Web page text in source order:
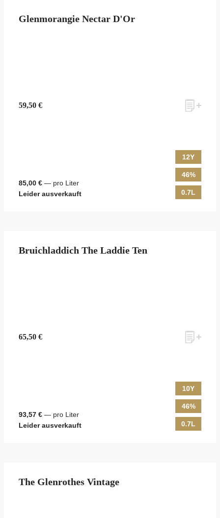
Glenmorangie Nectar D'Or
59,50 €
85,00 € — pro Liter
Leider ausverkauft
12Y
46%
0.7L
Bruichladdich The Laddie Ten
65,50 €
93,57 € — pro Liter
Leider ausverkauft
10Y
46%
0.7L
The Glenrothes Vintage